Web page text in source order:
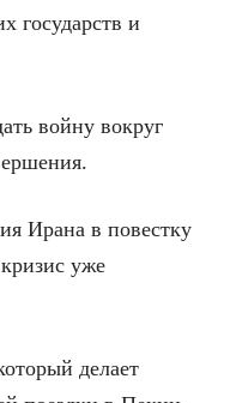
государств и
войну вокруг
Ирана в повестку
уже
делает